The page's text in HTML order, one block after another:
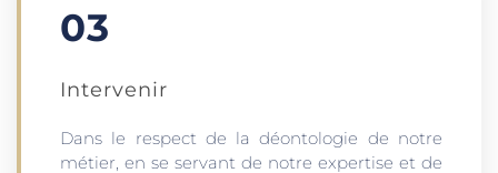
03
Intervenir
Dans le respect de la déontologie de notre
métier, en se servant de notre expertise et de